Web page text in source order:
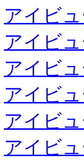
アイビ
アイビ
アイビ
アイビ
アイビ
アイビ